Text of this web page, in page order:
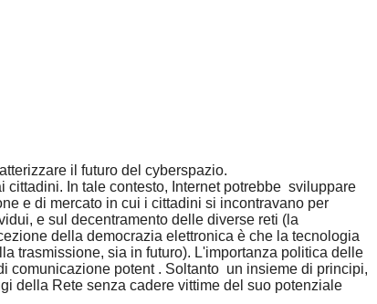
il futuro del cyberspazio.
In tale contesto, Internet potrebbe sviluppare
e di mercato in cui i cittadini si incontravano per
e sul decentramento delle diverse reti (la
della democrazia elettronica è che la tecnologia
trasmissione, sia in futuro). L'importanza politica delle
comunicazione potent . Soltanto un insieme di principi,
della Rete senza cadere vittime del suo potenziale